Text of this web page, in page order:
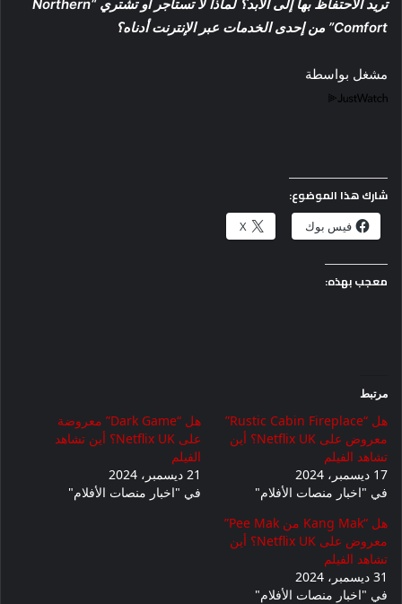
تريد الاحتفاظ بها إلى الأبد؟ لماذا لا تستأجر أو تشتري “Northern
Comfort” من إحدى الخدمات عبر الإنترنت أدناه؟
مشغل بواسطة
شارك هذا الموضوع:
فيس بوك X
معجب بهذه:
مرتبط
هل “Rustic Cabin Fireplace”
معروض على Netflix UK؟ أين
تشاهد الفيلم
17 ديسمبر، 2024
في "اخبار منصات الأفلام"
هل “Dark Game” معروضة
على Netflix UK؟ أين تشاهد
الفيلم
21 ديسمبر، 2024
في "اخبار منصات الأفلام"
هل “Kang Mak من Pee Mak”
معروض على Netflix UK؟ أين
تشاهد الفيلم
31 ديسمبر، 2024
في "اخبار منصات الأفلام"